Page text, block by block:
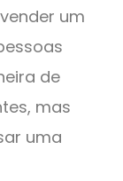
um
de
mas
uma